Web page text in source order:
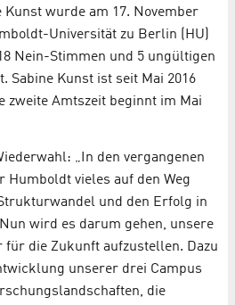
Kunst wurde am 17. November
Universität zu Berlin (HU)
Nein-Stimmen und 5 ungültigen
Sabine Kunst ist seit Mai 2016
zweite Amtszeit beginnt im Mai
„In den vergangenen
Humboldt vieles auf den Weg
und den Erfolg in
wird es darum gehen, unsere
für die Zukunft aufzustellen. Dazu
unserer drei Campus
die